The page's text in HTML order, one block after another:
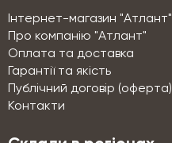
Інтернет-магазин "Атлант"
Про компанію "Атлант"
Оплата та доставка
Гарантії та якість
Публічний договір (оферта)
Контакти